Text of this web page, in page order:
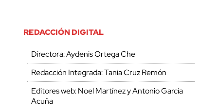
REDACCIÓN DIGITAL
Directora: Aydenis Ortega Che
Redacción Integrada: Tania Cruz Remón
Editores web: Noel Martínez y Antonio García
Acuña